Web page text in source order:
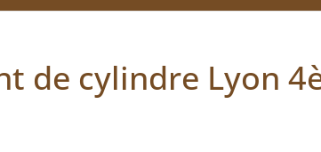
de cylindre Lyon